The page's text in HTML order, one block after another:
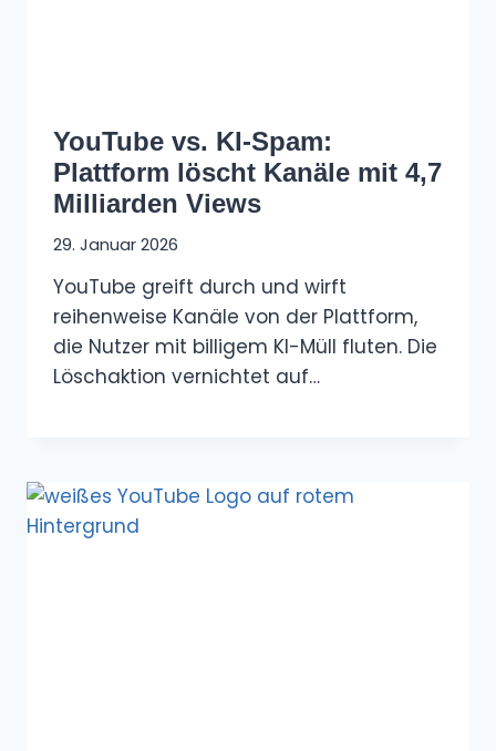
YouTube vs. KI-Spam:
Plattform löscht Kanäle mit 4,7
Milliarden Views
29. Januar 2026
YouTube greift durch und wirft
reihenweise Kanäle von der Plattform,
die Nutzer mit billigem KI-Müll fluten. Die
Löschaktion vernichtet auf…